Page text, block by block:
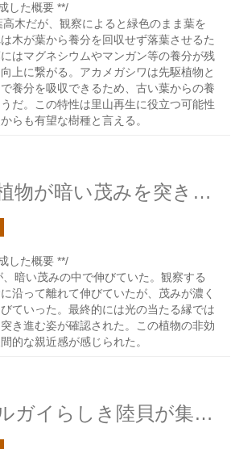
した概要 **/
木だが、観察によると緑色のまま葉を
木が葉から養分を回収せず落葉させるた
はマグネシウムやマンガン等の養分が残
上に繋がる。アカメガシワは先駆植物と
養分を吸収できるため、古い葉からの養
だ。この特性は里山再生に役立つ可能性
らも有望な樹種と言える。
巻き髭を持つ植物が暗い茂みを突き進む
した概要 **/
暗い茂みの中で伸びていた。観察する
沿って離れて伸びていたが、茂みが濃く
ていった。最終的には光の当たる縁では
き進む姿が確認された。この植物の非効
的な親近感が感じられた。
麦茶粕にキセルガイらしき陸貝が集まる